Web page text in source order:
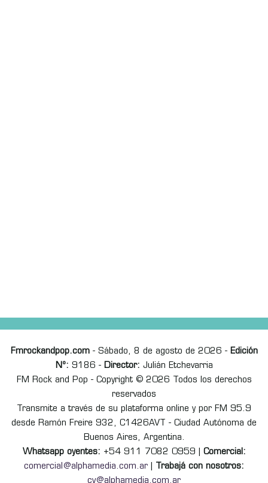
Fmrockandpop.com- Sábado, 8 de agosto de 2026 - Edición
Nº: 9186 - Director: Julián Etchevarria
FM Rock and Pop - Copyright © 2026 Todos los derechos
reservados
Transmite a través de su plataforma online y por FM 95.9
desde Ramón Freire 932, C1426AVT - Ciudad Autónoma de
Buenos Aires, Argentina.
Whatsapp oyentes: +54 911 7082 0959 | Comercial:
comercial@alphamedia.com.ar
Trabajá con nosotros:
cv@alphamedia.com.ar